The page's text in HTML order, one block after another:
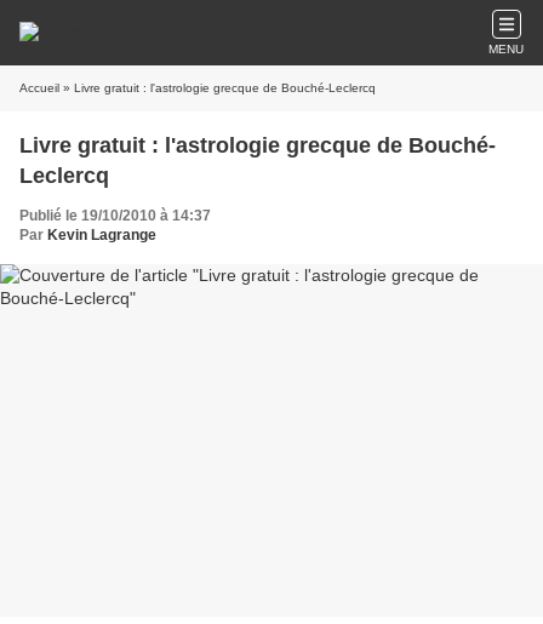
MENU
Accueil » Livre gratuit : l'astrologie grecque de Bouché-Leclercq
Livre gratuit : l'astrologie grecque de Bouché-
Leclercq
Publié le 19/10/2010 à 14:37
Par Kevin Lagrange